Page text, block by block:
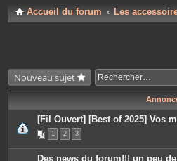
Accueil du forum Les
Nouveau sujet
[Fil Ouvert] [Best of 2025] Vos
1 2 3
Des news du forum!!! un peu